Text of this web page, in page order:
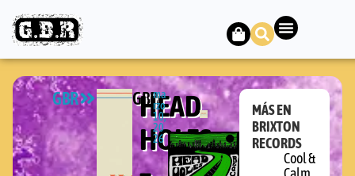
GBR GBR
HEAD
HOLES
ma
rzo
10,
20
26
MÁS EN
BRIXTON
RECORDS
Cool &